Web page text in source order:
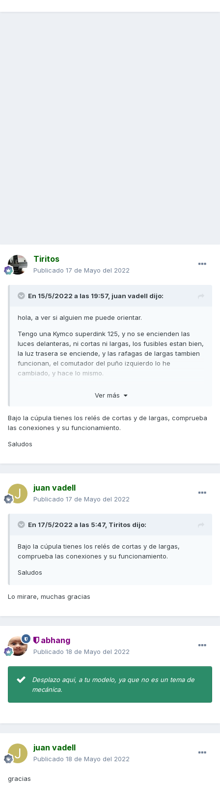
Tiritos
Publicado 17 de Mayo del 2022
En 15/5/2022 a las 19:57, juan vadell dijo:
hola, a ver si alguien me puede orientar.
Tengo una Kymco superdink 125, y no se encienden las
luces delanteras, ni cortas ni largas, los fusibles estan bien,
la luz trasera se enciende, y las rafagas de largas tambien
funcionan, el comutador del puño izquierdo lo he
cambiado, y hace lo mismo.
Saludos
Ver más
Bajo la cúpula tienes los relés de cortas y de largas, comprueba
las conexiones y su funcionamiento.
Saludos
juan vadell
Publicado 17 de Mayo del 2022
En 17/5/2022 a las 5:47, Tiritos dijo:
Bajo la cúpula tienes los relés de cortas y de largas,
comprueba las conexiones y su funcionamiento.
Saludos
Lo mirare, muchas gracias
abhang
Publicado 18 de Mayo del 2022
Desplazo aqui, a tu modelo, ya que no es un tema de
mecánica.
juan vadell
Publicado 18 de Mayo del 2022
gracias